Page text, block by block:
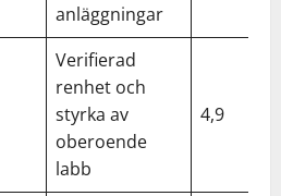
anläggningar
Verifierad
renhet och
styrka av
oberoende
labb
4,9